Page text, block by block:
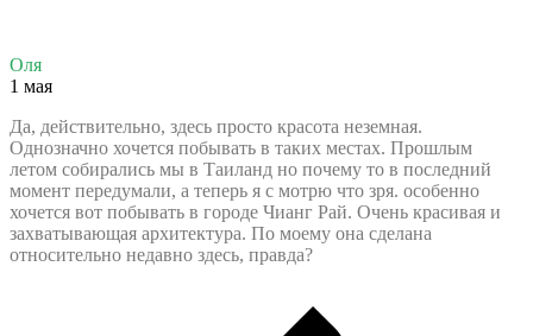
Оля
1 мая
Да, действительно, здесь просто красота неземная.
Однозначно хочется побывать в таких местах. Прошлым
летом собирались мы в Таиланд но почему то в последний
момент передумали, а теперь я с мотрю что зря. особенно
хочется вот побывать в городе Чианг Рай. Очень красивая и
захватывающая архитектура. По моему она сделана
относительно недавно здесь, правда?